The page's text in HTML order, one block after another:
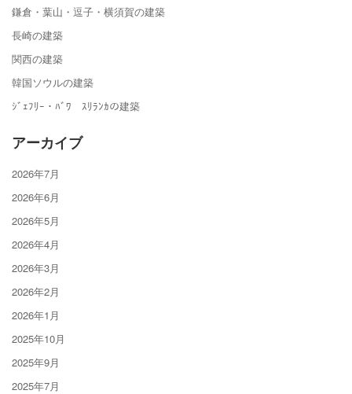
鎌倉・葉山・逗子・横須賀の建築
長崎の建築
関西の建築
韓国ソウルの建築
ｼﾞｪﾌﾘｰ・ﾊﾞﾜ ｽﾘﾗﾝｶの建築
アーカイブ
2026年7月
2026年6月
2026年5月
2026年4月
2026年3月
2026年2月
2026年1月
2025年10月
2025年9月
2025年7月